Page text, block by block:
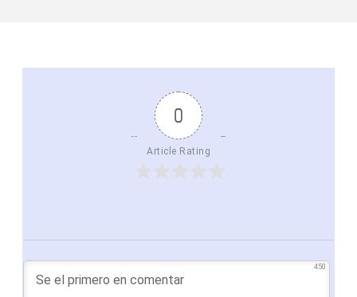
0
Article Rating
450